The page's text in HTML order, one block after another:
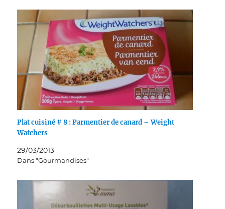
Plat cuisiné # 8 : Parmentier de canard – Weight
Watchers
29/03/2013
Dans "Gourmandises"